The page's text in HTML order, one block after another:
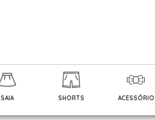
SAIA SHORTS ACESSÓRIO